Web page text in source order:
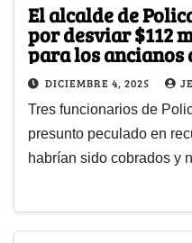
El alcalde de
por desviar $112
para los ancianos
DICIEMBRE 4, 2025
Tres funcionarios de
presunto peculado en
habrían sido cobrados y